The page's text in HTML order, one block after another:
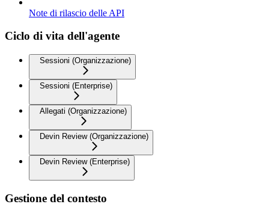
Note di rilascio delle API
Ciclo di vita dell'agente
Sessioni (Organizzazione)
Sessioni (Enterprise)
Allegati (Organizzazione)
Devin Review (Organizzazione)
Devin Review (Enterprise)
Gestione del contesto